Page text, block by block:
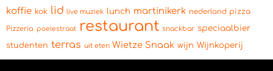
koffie kok lid live muziek lunch martinikerk nederland pizza
Pizzeria poelestraat restaurant snackbar speciaalbier
studenten terras uit eten Wietze Snaak wijn Wijnkoperij